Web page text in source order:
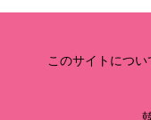
このサイトについ